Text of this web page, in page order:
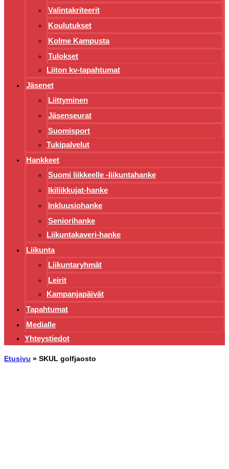
Valintakriteerit
Koulutukset
Kolme Kampusta
Tulokset
Liiton kv-tapahtumat
Jäsenet
Liittyminen
Jäsenseurat
Suomisport
Tukipalvelut
Hankkeet
Suomi liikkeelle -liikuntahanke
Ikiliikkujat-hanke
Inkluusiohanke
Seniorihanke
Liikuntakaveri-hanke
Liikunta
Liikuntaryhmät
Leirit
Kampanjapäivät
Tapahtumat
Medialle
Yhteystiedot
Etusivu » SKUL golfjaosto